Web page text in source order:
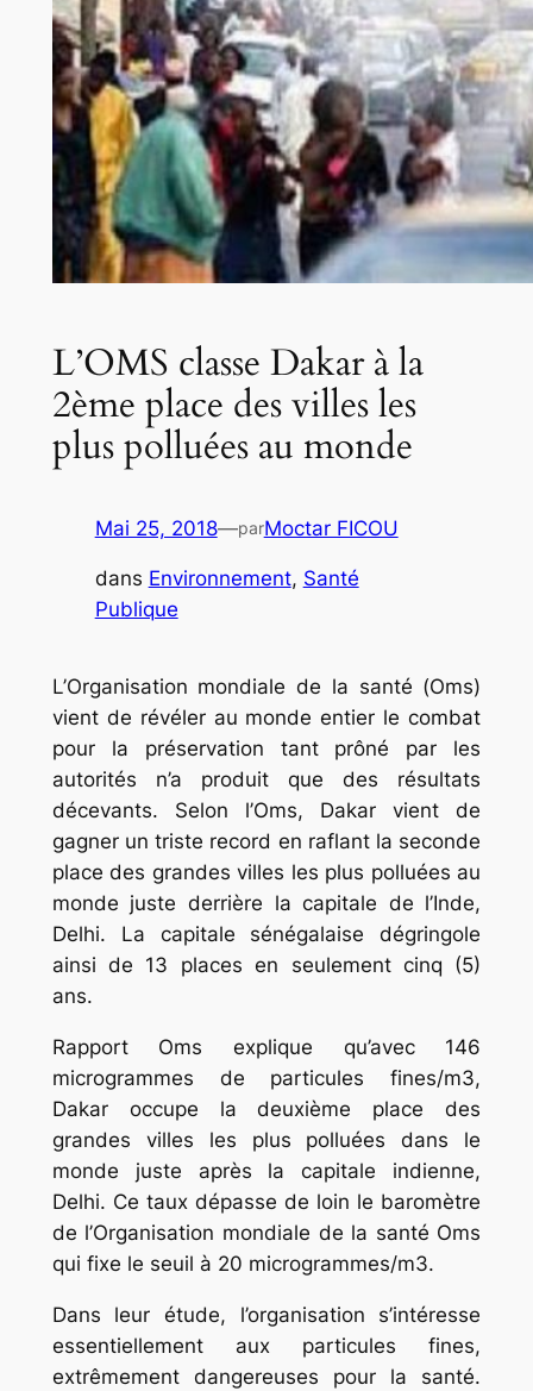
L’OMS classe Dakar à la
2ème place des villes les
plus polluées au monde
Mai 25, 2018—parMoctar FICOU
dans Environnement, Santé
Publique
L’Organisation mondiale de la santé (Oms)
vient de révéler au monde entier le combat
pour la préservation tant prôné par les
autorités n’a produit que des résultats
décevants. Selon l’Oms, Dakar vient de
gagner un triste record en raflant la seconde
place des grandes villes les plus polluées au
monde juste derrière la capitale de l’Inde,
Delhi. La capitale sénégalaise dégringole
ainsi de 13 places en seulement cinq (5)
ans.
Rapport Oms explique qu’avec 146
microgrammes de particules fines/m3,
Dakar occupe la deuxième place des
grandes villes les plus polluées dans le
monde juste après la capitale indienne,
Delhi. Ce taux dépasse de loin le baromètre
de l’Organisation mondiale de la santé Oms
qui fixe le seuil à 20 microgrammes/m3.
Dans leur étude, l’organisation s’intéresse
essentiellement aux particules fines,
extrêmement dangereuses pour la santé.